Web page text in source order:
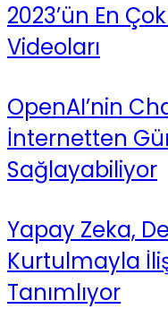
2023’ün En
Videoları
OpenAI’nin
İnternetten
Sağlayabiliyor
Yapay Zeka,
Kurtulmayla
Tanımlıyor